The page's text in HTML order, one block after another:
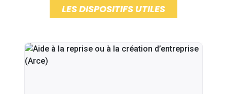
LES DISPOSITIFS UTILES